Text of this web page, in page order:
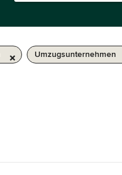
Umzugsunternehmen